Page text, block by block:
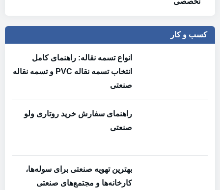
کسب و کار
انواع تسمه نقاله: راهنمای کامل
انتخاب تسمه نقاله PVC و تسمه نقاله
صنعتی
راهنمای سفارش خرید روتاری ولو
صنعتی
بهترین تهویه صنعتی برای سوله‌ها،
کارخانه‌ها و مجتمع‌های صنعتی